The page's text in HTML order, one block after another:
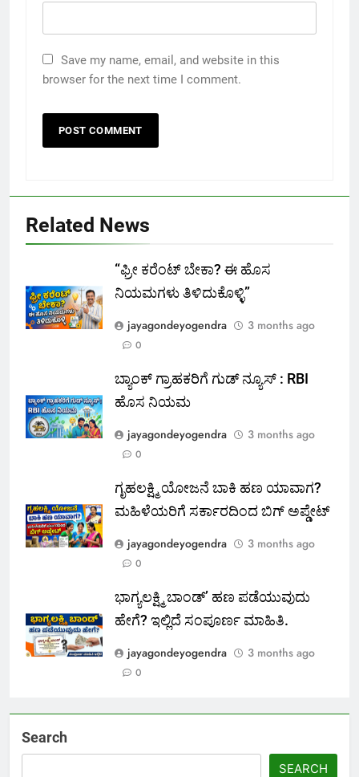
Save my name, email, and website in this
browser for the next time I comment.
Related News
“ಫ್ರೀ ಕರೆಂಟ್‌ ಬೇಕಾ? ಈ ಹೊಸ
ನಿಯಮಗಳು ತಿಳಿದುಕೊಳ್ಳಿ”
jayagondeyogendra
3 months ago
0
ಬ್ಯಾಂಕ್ ಗ್ರಾಹಕರಿಗೆ ಗುಡ್ ನ್ಯೂಸ್ : RBI
ಹೊಸ ನಿಯಮ
jayagondeyogendra
3 months ago
0
ಗೃಹಲಕ್ಷ್ಮಿ ಯೋಜನೆ ಬಾಕಿ ಹಣ ಯಾವಾಗ?
ಮಹಿಳೆಯರಿಗೆ ಸರ್ಕಾರದಿಂದ ಬಿಗ್ ಅಪ್ಡೇಟ್
jayagondeyogendra
3 months ago
0
ಭಾಗ್ಯಲಕ್ಷ್ಮಿ ಬಾಂಡ್’ ಹಣ ಪಡೆಯುವುದು
ಹೇಗೆ? ಇಲ್ಲಿದೆ ಸಂಪೂರ್ಣ ಮಾಹಿತಿ.
jayagondeyogendra
3 months ago
0
Search
SEARCH